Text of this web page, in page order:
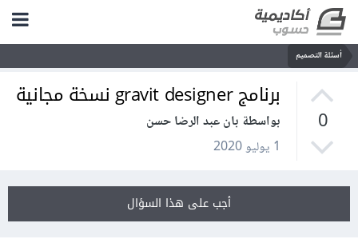
أسئلة التصميم
0
برنامج gravit designer نسخة مجانية
بواسطة بان عبد الرضا حسن
1 يوليو 2020
أجب على هذا السؤال